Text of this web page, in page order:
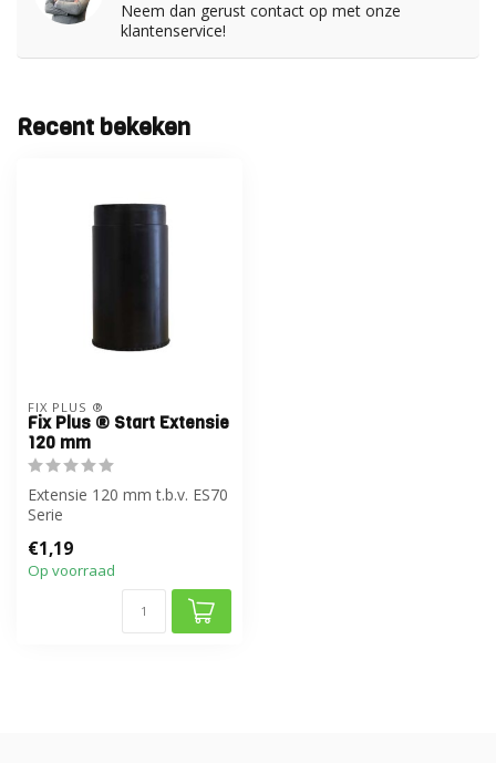
Neem dan gerust contact op met onze
klantenservice!
Recent bekeken
FIX PLUS ®
Fix Plus ® Start Extensie
120 mm
Extensie 120 mm t.b.v. ES70
Serie
€1,19
Op voorraad